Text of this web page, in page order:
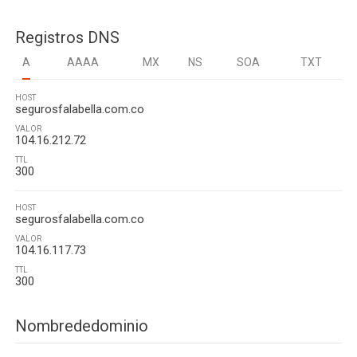
Registros DNS
A AAAA MX NS SOA TXT
HOST
segurosfalabella.com.co
VALOR
104.16.212.72
TTL
300
HOST
segurosfalabella.com.co
VALOR
104.16.117.73
TTL
300
Nombrededominio